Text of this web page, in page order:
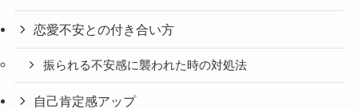
恋愛不安との付き合い方
振られる不安感に襲われた時の対処法
自己肯定感アップ